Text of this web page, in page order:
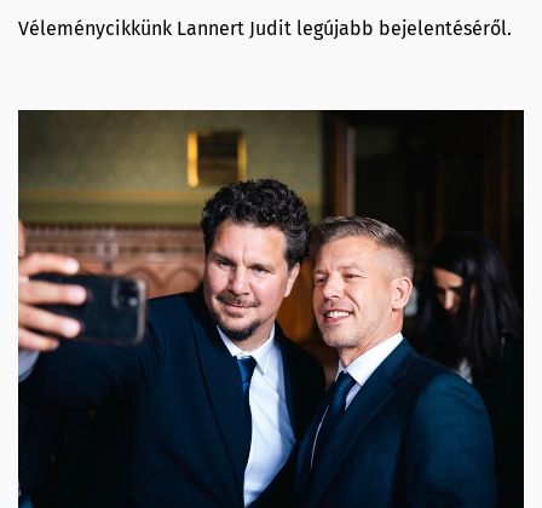
Véleménycikkünk Lannert Judit legújabb bejelentéséről.